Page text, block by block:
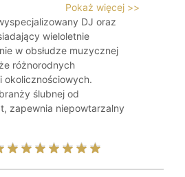
Pokaż więcej >>
DJ oraz
wieloletnie
w obsłudze muzycznej
różnorodnych
okolicznościowych.
ślubnej od
zapewnia niepowtarzalny